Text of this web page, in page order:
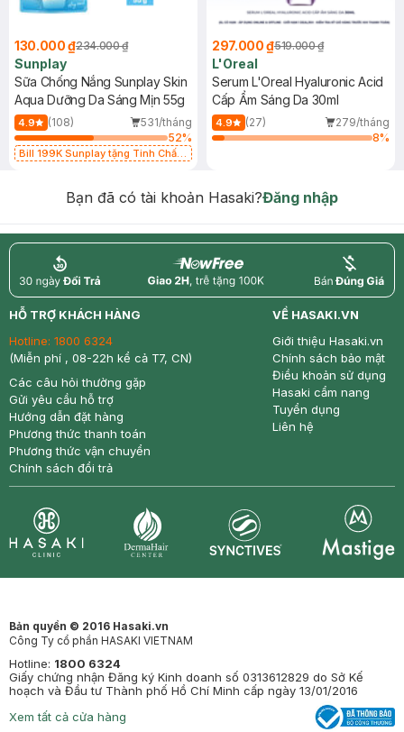
130.000 ₫234.000 ₫
Sunplay
Sữa Chống Nắng Sunplay Skin
Aqua Dưỡng Da Sáng Mịn 55g
4.9 (108)
531/tháng
52%
Bill 199K Sunplay tặng Tinh Chất
297.000 ₫519.000 ₫
L'Oreal
Serum L'Oreal Hyaluronic Acid
Cấp Ẩm Sáng Da 30ml
4.9 (27)
279/tháng
8%
Bạn đã có tài khoản Hasaki?Đăng nhập
return nowfree price
HỖ TRỢ KHÁCH HÀNG
Hotline: 1800 6324
(Miễn phí , 08-22h kể cả T7, CN)
Các câu hỏi thường gặp
Gửi yêu cầu hỗ trợ
Hướng dẫn đặt hàng
Phương thức thanh toán
Phương thức vận chuyển
Chính sách đổi trả
VỀ HASAKI.VN
Giới thiệu Hasaki.vn
Chính sách bảo mật
Điều khoản sử dụng
Hasaki cẩm nang
Tuyển dụng
Liên hệ
Bản quyền © 2016 Hasaki.vn
Công Ty cổ phần HASAKI VIETNAM
Hotline: 1800 6324
Giấy chứng nhận Đăng ký Kinh doanh số 0313612829 do Sở Kế
hoạch và Đầu tư Thành phố Hồ Chí Minh cấp ngày 13/01/2016
Xem tất cả cửa hàng